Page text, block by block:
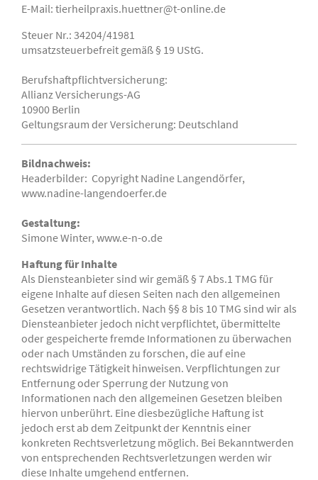
E-Mail: tierheilpraxis.huettner@t-online.de
Steuer Nr.: 34204/41981
umsatzsteuerbefreit gemäß § 19 UStG.
Berufshaftpflichtversicherung:
Allianz Versicherungs-AG
10900 Berlin
Geltungsraum der Versicherung: Deutschland
Bildnachweis:
Headerbilder: Copyright Nadine Langendörfer,
www.nadine-langendoerfer.de
Gestaltung:
Simone Winter, www.e-n-o.de
Haftung für Inhalte
Als Diensteanbieter sind wir gemäß § 7 Abs.1 TMG für
eigene Inhalte auf diesen Seiten nach den allgemeinen
Gesetzen verantwortlich. Nach §§ 8 bis 10 TMG sind wir als
Diensteanbieter jedoch nicht verpflichtet, übermittelte
oder gespeicherte fremde Informationen zu überwachen
oder nach Umständen zu forschen, die auf eine
rechtswidrige Tätigkeit hinweisen. Verpflichtungen zur
Entfernung oder Sperrung der Nutzung von
Informationen nach den allgemeinen Gesetzen bleiben
hiervon unberührt. Eine diesbezügliche Haftung ist
jedoch erst ab dem Zeitpunkt der Kenntnis einer
konkreten Rechtsverletzung möglich. Bei Bekanntwerden
von entsprechenden Rechtsverletzungen werden wir
diese Inhalte umgehend entfernen.